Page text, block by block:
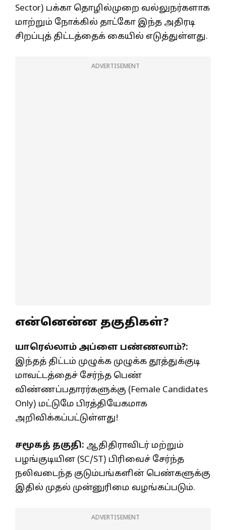
Sector) பக்கா தொழில்முறை வல்லுநர்களாக
மாற்றும் நோக்கில் தாட்கோ இந்த அதிரடி
சிறப்புத் திட்டத்தைக் கையில் எடுத்துள்ளது.
ADVERTISEMENT
என்னென்ன தகுதிகள்?
யாரெல்லாம் அப்ளை பண்ணலாம்?:
இந்தத் திட்டம் முழுக்க முழுக்க தூத்துக்குடி
மாவட்டத்தைச் சேர்ந்த பெண்
விண்ணப்பதாரர்களுக்கு (Female Candidates
Only) மட்டுமே பிரத்தியேகமாக
அறிவிக்கப்பட்டுள்ளது!
சமூகத் தகுதி: ஆதிதிராவிடர் மற்றும்
பழங்குடியின (SC/ST) பிரிவைச் சேர்ந்த
நலிவடைந்த குடும்பங்களின் பெண்களுக்கு
இதில் முதல் முன்னுரிமை வழங்கப்படும்.
ADVERTISEMENT